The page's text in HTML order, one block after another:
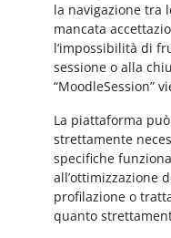
la navigazione tra
mancata
l’impossibilità di
sessione o alla
“MoodleSession”
La piattaforma
strettamente
specifiche
all’ottimizzazione
profilazione o
quanto